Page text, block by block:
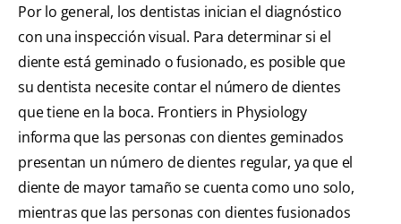
Por lo general, los dentistas inician el diagnóstico
con una inspección visual. Para determinar si el
diente está geminado o fusionado, es posible que
su dentista necesite contar el número de dientes
que tiene en la boca. Frontiers in Physiology
informa que las personas con dientes geminados
presentan un número de dientes regular, ya que el
diente de mayor tamaño se cuenta como uno solo,
mientras que las personas con dientes fusionados